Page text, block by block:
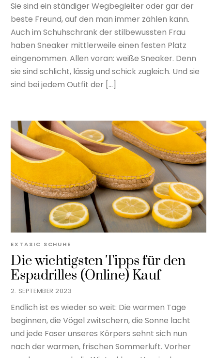
Sie sind ein ständiger Wegbegleiter oder gar der
beste Freund, auf den man immer zählen kann.
Auch im Schuhschrank der stilbewussten Frau
haben Sneaker mittlerweile einen festen Platz
eingenommen. Allen voran: weiße Sneaker. Denn
sie sind schlicht, lässig und schick zugleich. Und sie
sind bei jedem Outfit der […]
2. SEPTEMBER 2023
Die wichtigsten Tipps für den
Espadrilles (Online) Kauf
EXTASIC SCHUHE
Endlich ist es wieder so weit: Die warmen Tage
beginnen, die Vögel zwitschern, die Sonne lacht
und jede Faser unseres Körpers sehnt sich nun
nach der warmen, frischen Sommerluft. Vorher